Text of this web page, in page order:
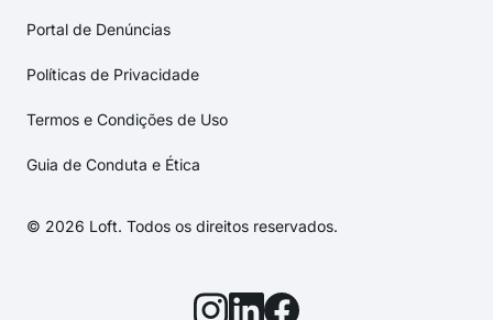
Portal de Denúncias
Políticas de Privacidade
Termos e Condições de Uso
Guia de Conduta e Ética
© 2026 Loft. Todos os direitos reservados.